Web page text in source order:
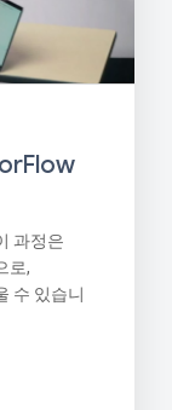
과정은
로,
수 있습니